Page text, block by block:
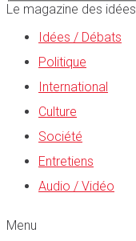
Le magazine des idées
Idées / Débats
Politique
International
Culture
Société
Entretiens
Audio / Vidéo
Menu